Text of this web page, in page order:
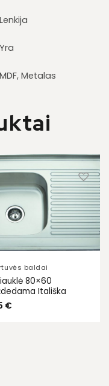
Lenkija
Yra
MDF, Metalas
baldai
80×60
Itališka
€